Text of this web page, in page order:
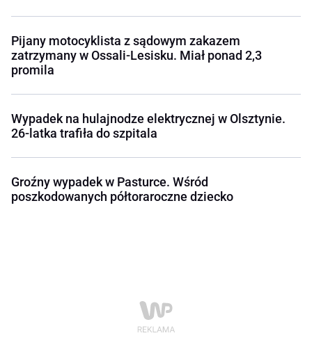
Pijany motocyklista z sądowym zakazem
zatrzymany w Ossali-Lesisku. Miał ponad 2,3
promila
Wypadek na hulajnodze elektrycznej w Olsztynie.
26-latka trafiła do szpitala
Groźny wypadek w Pasturce. Wśród
poszkodowanych półtoraroczne dziecko